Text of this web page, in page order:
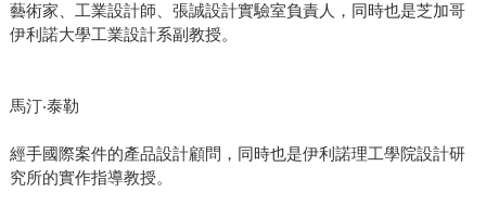
藝術家、工業設計師、張誠設計實驗室負責人，同時也是芝加哥
伊利諾大學工業設計系副教授。
馬汀‧泰勒
經手國際案件的產品設計顧問，同時也是伊利諾理工學院設計研
究所的實作指導教授。